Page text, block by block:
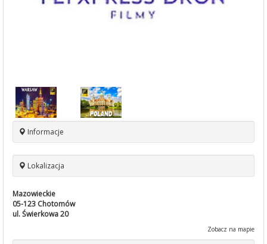
Informacje
Lokalizacja
Mazowieckie
05-123 Chotomów
ul. Świerkowa 20
Zobacz na mapie